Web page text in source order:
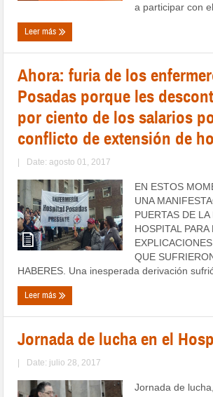
a participar con
Leer más
Ahora: furia de los
Posadas porque les
por ciento de los salarios
conflicto de extensión de
| Date: agosto 01, 2017
EN ESTOS
UNA
PUERTAS DE LA
HOSPITAL PARA
QUE
HABERES. Una inesperada derivación
Leer más
Jornada de lucha en el
| Date: julio 28, 2017
Jornada de